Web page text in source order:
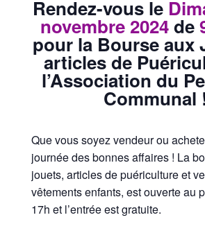
Rendez-vous le
novembre 2024de
pour la Bourse aux
articles de
l’Association du
Communal
Que vous soyez vendeur ou
journée des bonnes affaires ! La
jouets, articles de puériculture et
vêtements enfants, est ouverte au
17h et l’entrée est gratuite.